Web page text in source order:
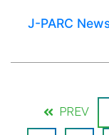
J-PARC
PREV